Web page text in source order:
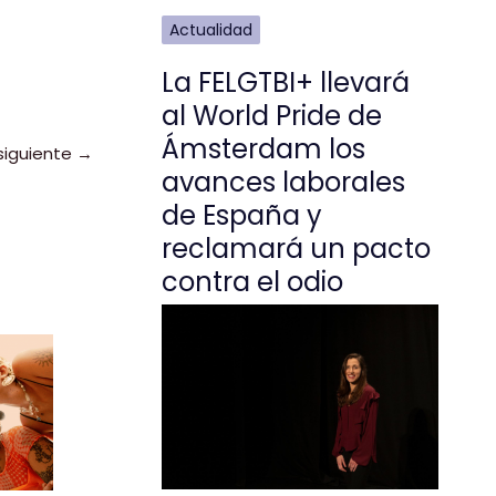
→
Actualidad
La FELGTBI+ llevará
al World Pride de
Ámsterdam los
avances laborales
de España y
reclamará un pacto
contra el odio